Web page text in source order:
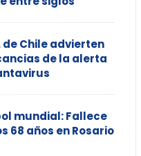
de Chile advierten
de la alerta
mundial: Fallece
68 años en Rosario